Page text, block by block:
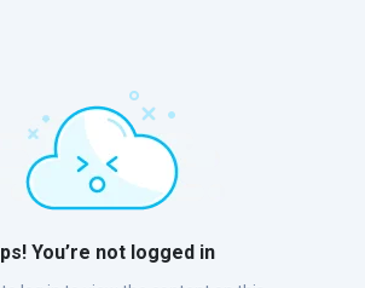
You’re not logged in